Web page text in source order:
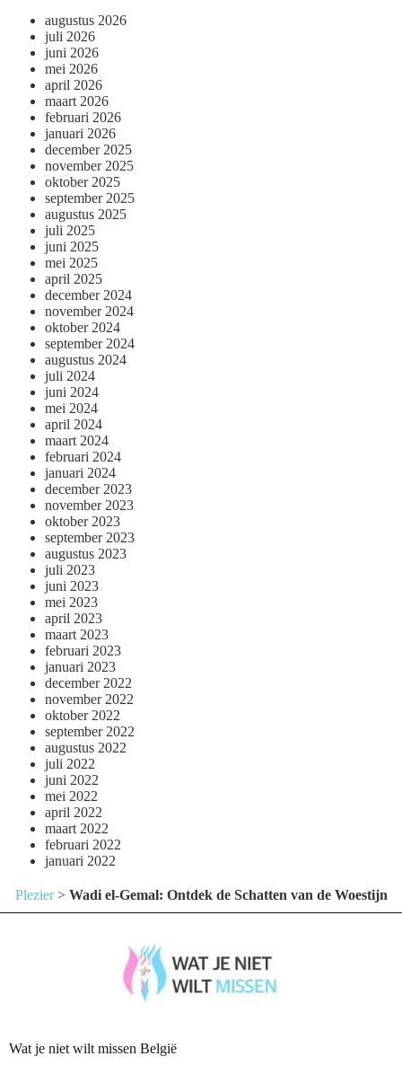
augustus 2026
juli 2026
juni 2026
mei 2026
april 2026
maart 2026
februari 2026
januari 2026
december 2025
november 2025
oktober 2025
september 2025
augustus 2025
juli 2025
juni 2025
mei 2025
april 2025
december 2024
november 2024
oktober 2024
september 2024
augustus 2024
juli 2024
juni 2024
mei 2024
april 2024
maart 2024
februari 2024
januari 2024
december 2023
november 2023
oktober 2023
september 2023
augustus 2023
juli 2023
juni 2023
mei 2023
april 2023
maart 2023
februari 2023
januari 2023
december 2022
november 2022
oktober 2022
september 2022
augustus 2022
juli 2022
juni 2022
mei 2022
april 2022
maart 2022
februari 2022
januari 2022
Plezier> Wadi el-Gemal: Ontdek de Schatten van de Woestijn
Wat je niet wilt missen België